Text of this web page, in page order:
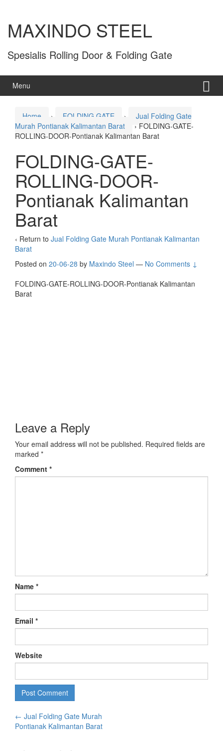
MAXINDO STEEL
Spesialis Rolling Door & Folding Gate
Menu
Home › FOLDING GATE ›
Jual Folding Gate
Murah Pontianak Kalimantan Barat
› FOLDING-GATE-
ROLLING-DOOR-Pontianak Kalimantan Barat
FOLDING-GATE-
ROLLING-DOOR-
Pontianak Kalimantan
Barat
‹ Return to Jual Folding Gate Murah Pontianak Kalimantan
Barat
Posted on 20-06-28 by Maxindo Steel — No Comments ↓
FOLDING-GATE-ROLLING-DOOR-Pontianak Kalimantan
Barat
Leave a Reply
Your email address will not be published. Required fields are
marked *
Comment *
Name *
Email *
Website
← Jual Folding Gate Murah
Pontianak Kalimantan Barat